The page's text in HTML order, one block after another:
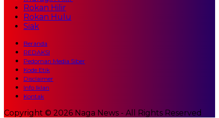
Rokan Hilir
Rokan Hulu
Siak
Beranda
REDAKSI
Pedoman Media Siber
Kode Etik
Disclaimer
Info Iklan
Kontak
Copyright © 2026 Naga News - All Rights Reserved